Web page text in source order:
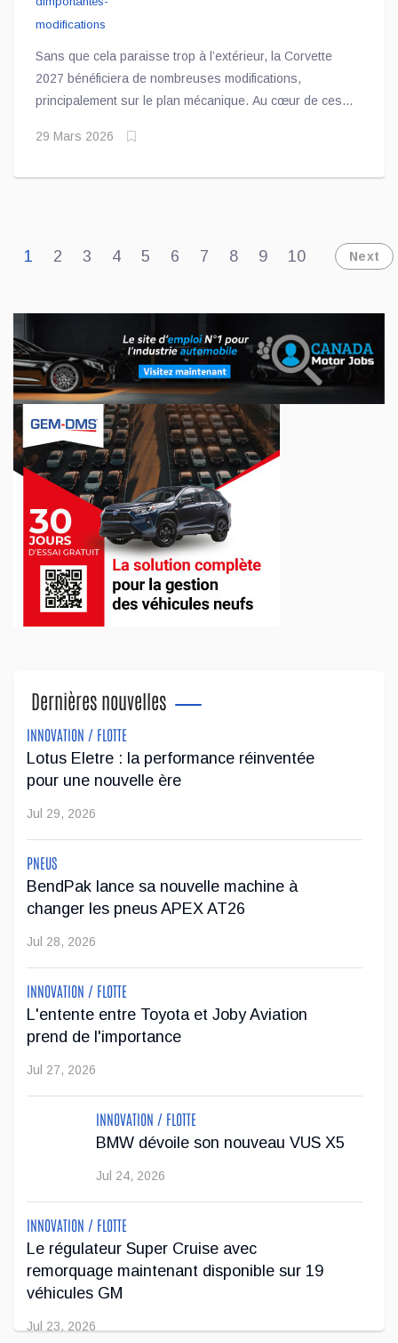
Sans que cela paraisse trop à l’extérieur, la Corvette
2027 bénéficiera de nombreuses modifications,
principalement sur le plan mécanique. Au cœur de ces
6,7 litres
29 Mars 2026
1 2 3 4 5 6 7 8 9 10 Next
Dernières nouvelles
INNOVATION / FLOTTE
Lotus Eletre : la performance réinventée
pour une nouvelle ère
Jul 29, 2026
PNEUS
BendPak lance sa nouvelle machine à
changer les pneus APEX AT26
Jul 28, 2026
INNOVATION / FLOTTE
L'entente entre Toyota et Joby Aviation
prend de l'importance
Jul 27, 2026
INNOVATION / FLOTTE
BMW dévoile son nouveau VUS X5
Jul 24, 2026
INNOVATION / FLOTTE
Le régulateur Super Cruise avec
remorquage maintenant disponible sur 19
véhicules GM
Jul 23, 2026